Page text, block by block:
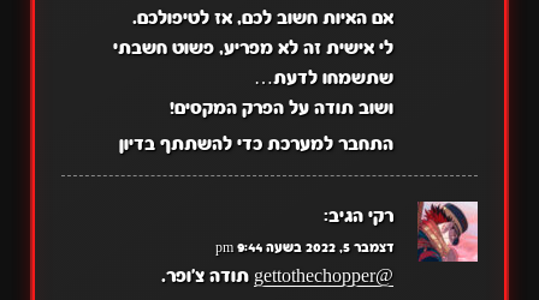
אם האיות חשוב לכם, אז לטיפולכם.
לי אישית זה לא מפריע, פשוט חשבתי
שתשמחו לדעת…
ושוב תודה על הפרק המקסים!
התחבר למערכת כדי להשתתף בדיון
רקי הגיב:
דצמבר 5, 2022 בשעה 9:44 pm
@gettothechopper תודה צ'ופר.